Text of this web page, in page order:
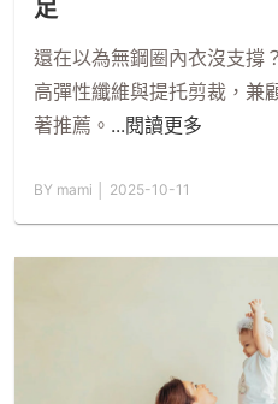
足
還在以為無鋼圈內衣沒支撐
高彈性纖維與提托剪裁，兼
著推薦。 ...閱讀更多
BY mami │ 2025-10-11